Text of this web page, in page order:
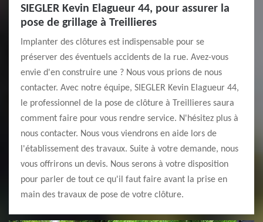
SIEGLER Kevin Elagueur 44, pour assurer la
pose de grillage à Treillieres
Implanter des clôtures est indispensable pour se
préserver des éventuels accidents de la rue. Avez-vous
envie d'en construire une ? Nous vous prions de nous
contacter. Avec notre équipe, SIEGLER Kevin Elagueur 44,
le professionnel de la pose de clôture à Treillieres saura
comment faire pour vous rendre service. N'hésitez plus à
nous contacter. Nous vous viendrons en aide lors de
l'établissement des travaux. Suite à votre demande, nous
vous offrirons un devis. Nous serons à votre disposition
pour parler de tout ce qu'il faut faire avant la prise en
main des travaux de pose de votre clôture.